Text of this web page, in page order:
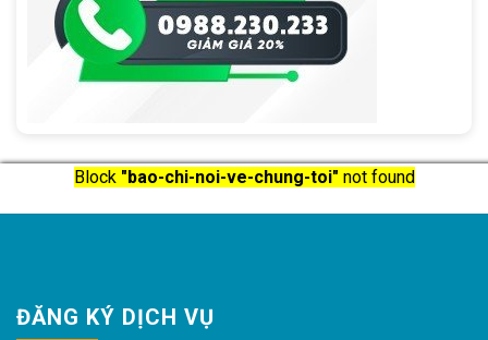
Block "bao-chi-noi-ve-chung-toi" not found
ĐĂNG KÝ DỊCH VỤ